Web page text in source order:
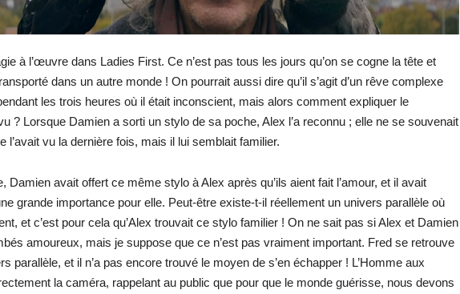
à l’œuvre dans Ladies First. Ce n’est pas tous les jours qu’on se cogne la tête et
dans un autre monde ! On pourrait aussi dire qu’il s’agit d’un rêve complexe
les trois heures où il était inconscient, mais alors comment expliquer le
? Lorsque Damien a sorti un stylo de sa poche, Alex l’a reconnu ; elle ne se souvenait
l’avait vu la dernière fois, mais il lui semblait familier.
Damien avait offert ce même stylo à Alex après qu’ils aient fait l’amour, et il avait
grande importance pour elle. Peut-être existe-t-il réellement un univers parallèle où
et c’est pour cela qu’Alex trouvait ce stylo familier ! On ne sait pas si Alex et Damien
amoureux, mais je suppose que ce n’est pas vraiment important. Fred se retrouve
parallèle, et il n’a pas encore trouvé le moyen de s’en échapper ! L’Homme aux
la caméra, rappelant au public que pour que le monde guérisse, nous devons